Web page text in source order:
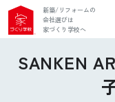
新築/リフォームの
会社選びは
家づくり学校へ
SANKEN